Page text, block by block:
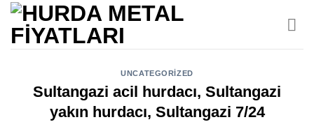
İçeriğe
atla
UNCATEGORIZED
Sultangazi acil hurdacı, Sultangazi
yakın hurdacı, Sultangazi 7/24